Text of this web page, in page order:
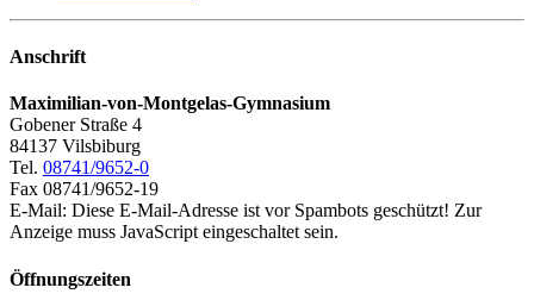
Anschrift
Maximilian-von-Montgelas-Gymnasium
Gobener Straße 4
84137 Vilsbiburg
Tel. 08741/9652-0
Fax 08741/9652-19
E-Mail: Diese E-Mail-Adresse ist vor Spambots geschützt! Zur
Anzeige muss JavaScript eingeschaltet sein.
Öffnungszeiten